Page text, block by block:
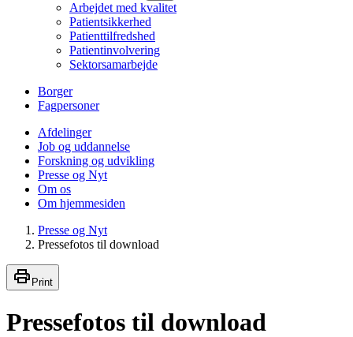
Arbejdet med kvalitet
Patientsikkerhed
Patienttilfredshed
Patientinvolvering
Sektorsamarbejde
Borger
Fagpersoner
Afdelinger
Job og uddannelse
Forskning og udvikling
Presse og Nyt
Om os
Om hjemmesiden
Presse og Nyt
Pressefotos til download
Print
Pressefotos til download